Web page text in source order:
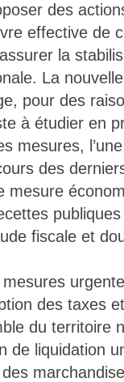
des
effective de
la
La
pour des
à étudier en
l’une
des
mesure
fiscale et
des taxes
du territoire
de liquidation